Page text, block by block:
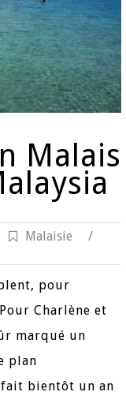
Malais
Malaisie
/
pour
Charlène et
marqué un
plan
fait bientôt un an